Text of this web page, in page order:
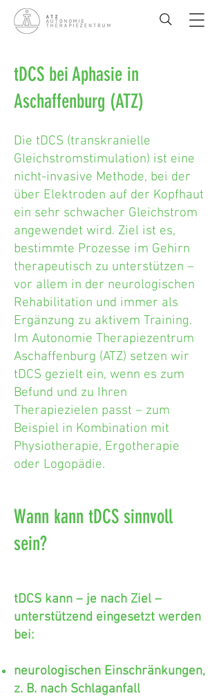
tDCS bei Aphasie in
Aschaffenburg (ATZ)
Die tDCS (transkranielle
Gleichstromstimulation) ist eine
nicht-invasive Methode, bei der
über Elektroden auf der Kopfhaut
ein sehr schwacher Gleichstrom
angewendet wird. Ziel ist es,
bestimmte Prozesse im Gehirn
therapeutisch zu unterstützen –
vor allem in der neurologischen
Rehabilitation und immer als
Ergänzung zu aktivem Training.
Im Autonomie Therapiezentrum
Aschaffenburg (ATZ) setzen wir
tDCS gezielt ein, wenn es zum
Befund und zu Ihren
Therapiezielen passt – zum
Beispiel in Kombination mit
Physiotherapie, Ergotherapie
oder Logopädie.
Wann kann tDCS sinnvoll
sein?
tDCS kann – je nach Ziel –
unterstützend eingesetzt werden
bei:
neurologischen Einschränkungen,
z. B. nach Schlaganfall